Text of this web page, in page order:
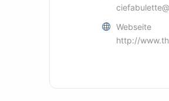
Webseite
http://